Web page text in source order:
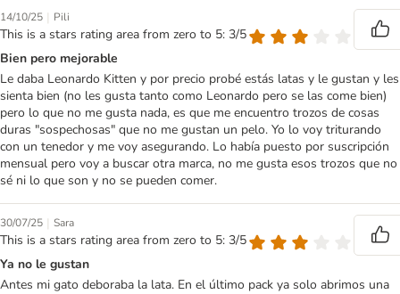
14/10/25 | Pili
This is a stars rating area from zero to 5: 3/5
Bien pero mejorable
Le daba Leonardo Kitten y por precio probé estás latas y le gustan y les
sienta bien (no les gusta tanto como Leonardo pero se las come bien)
pero lo que no me gusta nada, es que me encuentro trozos de cosas
duras "sospechosas" que no me gustan un pelo. Yo lo voy triturando
con un tenedor y me voy asegurando. Lo había puesto por suscripción
mensual pero voy a buscar otra marca, no me gusta esos trozos que no
sé ni lo que son y no se pueden comer.
30/07/25 | Sara
This is a stars rating area from zero to 5: 3/5
Ya no le gustan
Antes mi gato deboraba la lata. En el último pack ya solo abrimos una